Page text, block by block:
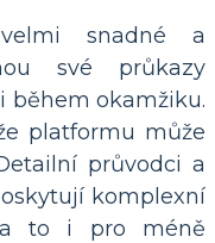
snadné a
své průkazy
okamžiku.
platformu může
průvodci a
komplexní
a to i pro méně